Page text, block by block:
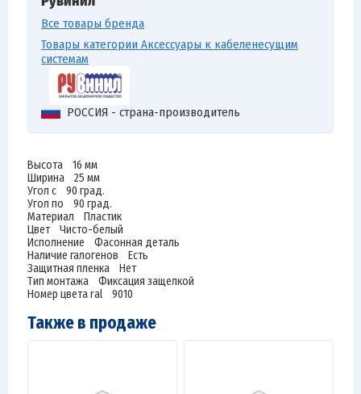
Все товары бренда
Товары категории Аксессуары к кабеленесущим
системам
РОССИЯ - страна-производитель
Высота 16 мм
Ширина 25 мм
Угол с 90 град.
Угол по 90 град.
Материал Пластик
Цвет Чисто-белый
Исполнение Фасонная деталь
Наличие галогенов Есть
Защитная пленка Нет
Тип монтажа Фиксация защелкой
Номер цвета ral 9010
Также в продаже